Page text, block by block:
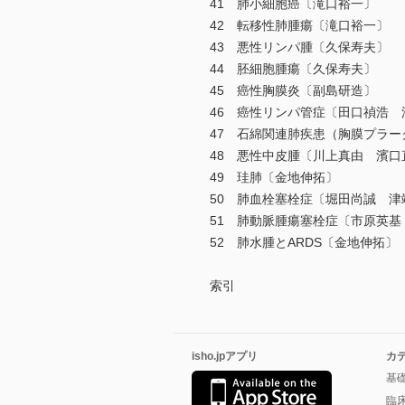
41 肺小細胞癌〔滝口裕一〕
42 転移性肺腫瘍〔滝口裕一〕
43 悪性リンパ腫〔久保寿夫〕
44 胚細胞腫瘍〔久保寿夫〕
45 癌性胸膜炎〔副島研造〕
46 癌性リンパ管症〔田口禎
47 石綿関連肺疾患（胸膜プラ
48 悪性中皮腫〔川上真由 濱
49 珪肺〔金地伸拓〕
50 肺血栓塞栓症〔堀田尚誠
51 肺動脈腫瘍塞栓症〔市原英
52 肺水腫とARDS〔金地伸拓〕
索引
isho.jpアプリ
カ
基
臨